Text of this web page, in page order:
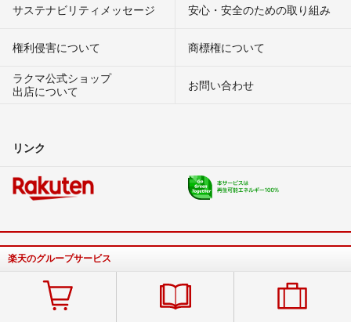
サステナビリティメッセージ 安心・安全のための取り組み
権利侵害について
商標権について
ラクマ公式ショップ
出店について
お問い合わせ
リンク
楽天のグループサービス